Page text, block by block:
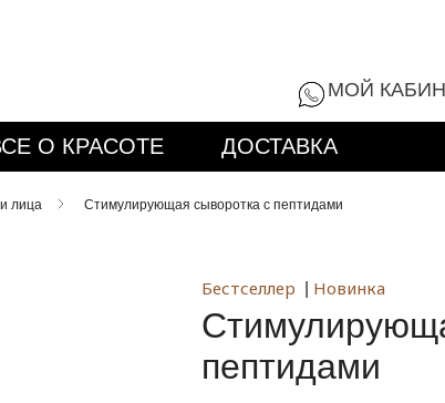
8 (800) 555-94-
МОЙ
О КРАСОТЕ ДОСТАВКА
лица Стимулирующая сыворотка с пептидами
Бестселлер Новинка
пептидами